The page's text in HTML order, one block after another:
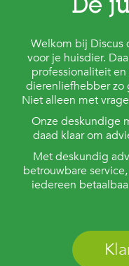
De
Welkom bij Discus
voor je huisdier.
professionaliteit
dierenliefhebber zo
Niet alleen met
Onze deskundige
daad klaar om
Met deskundig
betrouwbare
iedereen